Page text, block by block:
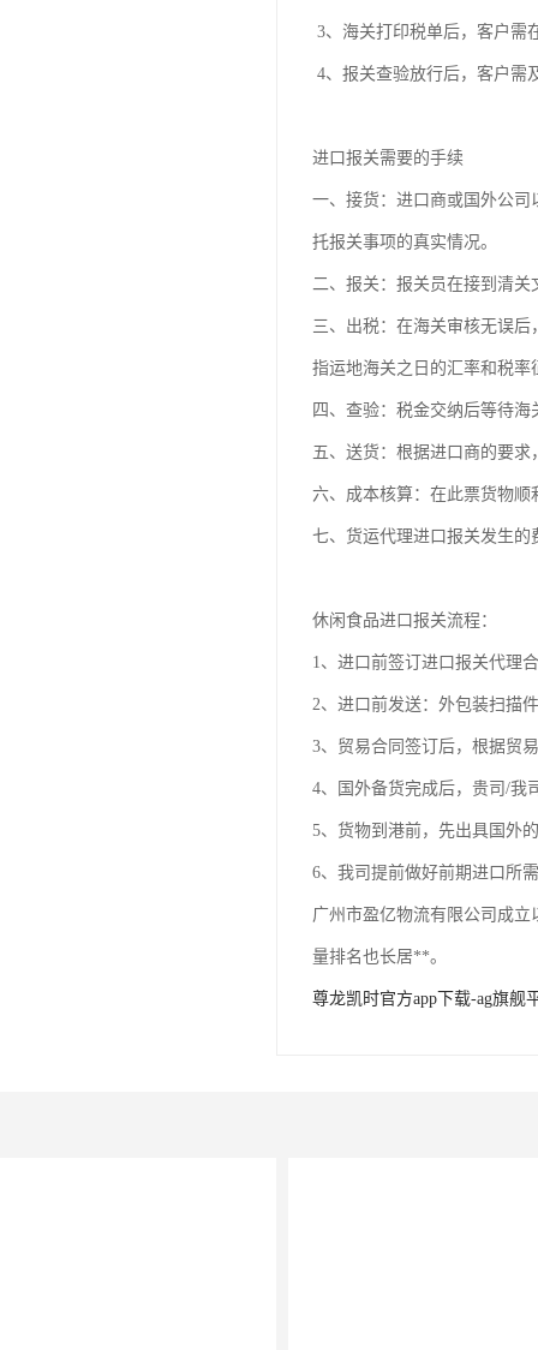
3、海关打印税单后，客户需
4、报关查验放行后，客户需
进口报关需要的手续
一、接货：进口商或国外公
托报关事项的真实情况。
二、报关：报关员在接到清
三、出税：在海关审核无误
指运地海关之日的汇率和税率
四、查验：税金交纳后等待
五、送货：根据进口商的要
六、成本核算：在此票货物
七、货运代理进口报关发生
休闲食品进口报关流程：
1、进口前签订进口报关代理
2、进口前发送：外包装扫描
3、贸易合同签订后，根据贸
4、国外备货完成后，贵司/我
5、货物到港前，先出具国外
6、我司提前做好前期进口所
广州市盈亿物流有限公司成
量排名也长居**。
尊龙凯时官方app下载-ag旗舰